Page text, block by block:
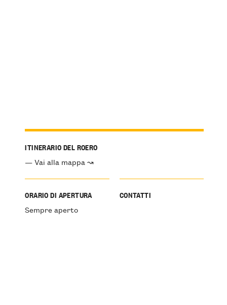
ITINERARIO DEL ROERO
— Vai alla mappa ↝
ORARIO DI APERTURA
Sempre aperto
CONTATTI